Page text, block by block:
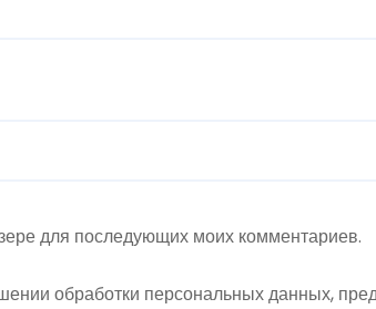
для последующих моих комментариев.
обработки персональных данных,